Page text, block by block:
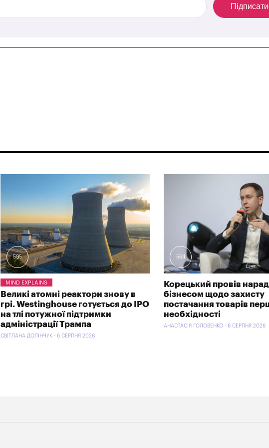
595
MIND EXPLAINS
Великі атомні реактори знову в
грі. Westinghouse готується до IPO
на тлі потужної підтримки
адміністрації Трампа
СВІТЛАНА ДОЛІНЧУК - 6 СЕРПНЯ 2026
564
Корецький провів
бізнесом щодо захисту
постачання товарів
необхідності
АНАСТАСІЯ ГОЛОВЕНКО - 6 СЕРПНЯ 2026